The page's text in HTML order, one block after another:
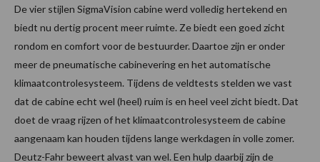
De vier stijlen SigmaVision cabine werd volledig hertekend en
biedt nu dertig procent meer ruimte. Ze biedt een goed zicht
rondom en comfort voor de bestuurder. Daartoe zijn er onder
meer de pneumatische cabinevering en het automatische
klimaatcontrolesysteem. Tijdens de veldtests stelden we vast
dat de cabine echt wel (heel) ruim is en heel veel zicht biedt. Dat
doet de vraag rijzen of het klimaatcontrolesysteem de cabine
aangenaam kan houden tijdens lange werkdagen in volle zomer.
Deutz-Fahr beweert alvast van wel. Een hulp daarbij zijn de